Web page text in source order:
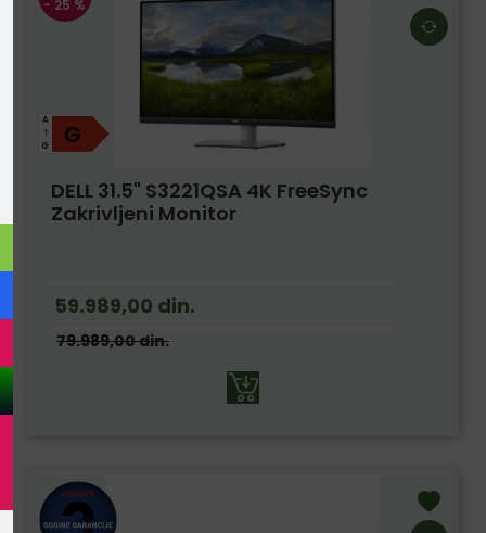
- 25 %
A
G G
DELL 31.5" S3221QSA 4K FreeSync
Zakrivljeni Monitor
59.989,00 din.
79.989,00din.